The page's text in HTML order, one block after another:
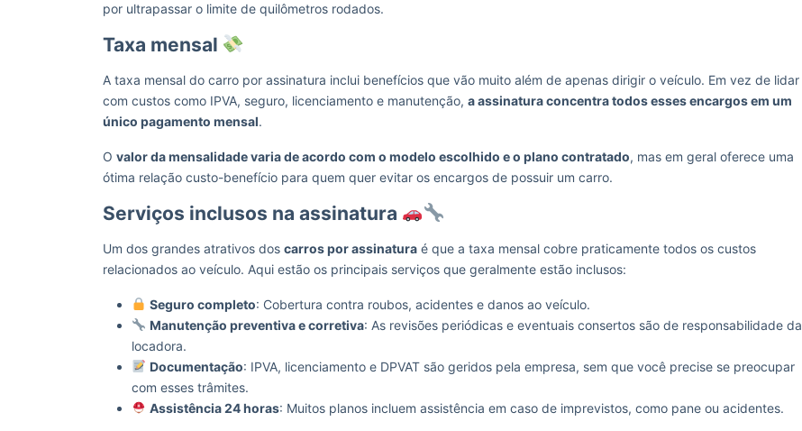
por ultrapassar o limite de quilômetros rodados.
Taxa mensal
A taxa mensal do carro por assinatura inclui benefícios que vão muito além de apenas dirigir o veículo. Em vez de lidar
com custos como IPVA, seguro, licenciamento e manutenção, a assinatura concentra todos esses encargos em um
único pagamento mensal.
O valor da mensalidade varia de acordo com o modelo escolhido e o plano contratado, mas em geral oferece uma
ótima relação custo-benefício para quem quer evitar os encargos de possuir um carro.
Serviços inclusos na assinatura
Um dos grandes atrativos dos carros por assinatura é que a taxa mensal cobre praticamente todos os custos
relacionados ao veículo. Aqui estão os principais serviços que geralmente estão inclusos:
Seguro completo: Cobertura contra roubos, acidentes e danos ao veículo.
Manutenção preventiva e corretiva: As revisões periódicas e eventuais consertos são de responsabilidade da
locadora.
Documentação: IPVA, licenciamento e DPVAT são geridos pela empresa, sem que você precise se preocupar
com esses trâmites.
Assistência 24 horas: Muitos planos incluem assistência em caso de imprevistos, como pane ou acidentes.